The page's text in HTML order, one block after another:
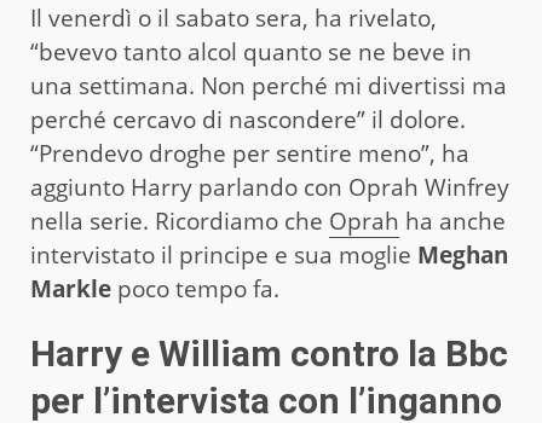
Il venerdì o il sabato sera, ha rivelato,
“bevevo tanto alcol quanto se ne beve in
una settimana. Non perché mi divertissi ma
perché cercavo di nascondere” il dolore.
“Prendevo droghe per sentire meno”, ha
aggiunto Harry parlando con Oprah Winfrey
nella serie. Ricordiamo che Oprah ha anche
intervistato il principe e sua moglie Meghan
Markle poco tempo fa.
Harry e William contro la Bbc
per l’intervista con l’inganno